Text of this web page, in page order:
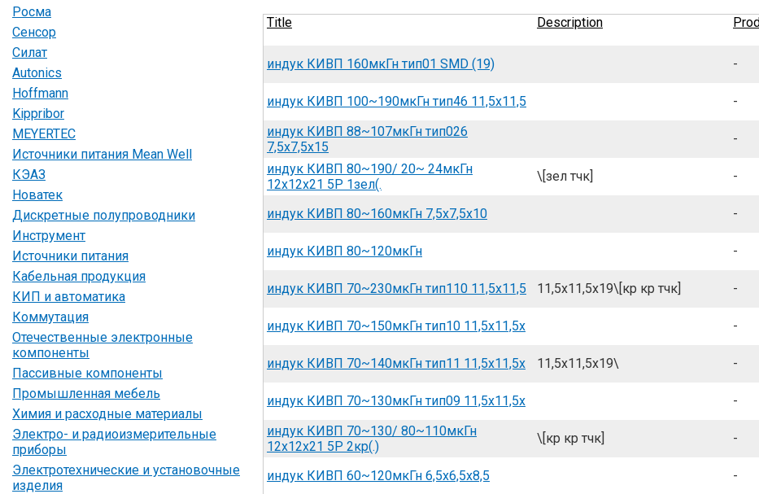
Росма
Сенсор
Силат
Autonics
Hoffmann
Kippribor
MEYERTEC
Источники питания Mean Well
КЭАЗ
Новатек
Дискретные полупроводники
Инструмент
Источники питания
Кабельная продукция
КИП и автоматика
Коммутация
Отечественные электронные
компоненты
Пассивные компоненты
Промышленная мебель
Химия и расходные материалы
Электро- и радиоизмерительные
приборы
Электротехнические и установочные
изделия
Title Description
индук КИВП 160мкГн тип01 SMD (19) -
индук КИВП 100~190мкГн тип46 11,5x11,5 -
индук КИВП 88~107мкГн тип026
7,5x7,5x15
-
индук КИВП 80~190/ 20~ 24мкГн
12x12x21 5P 1зел(.
\[зел тчк] -
индук КИВП 80~160мкГн 7,5x7,5x10 -
индук КИВП 80~120мкГн -
индук КИВП 70~230мкГн тип110 11,5x11,5 11,5x11,5x19\[кр кр тчк] -
индук КИВП 70~150мкГн тип10 11,5x11,5x -
индук КИВП 70~140мкГн тип11 11,5x11,5x 11,5x11,5x19\ -
индук КИВП 70~130мкГн тип09 11,5x11,5x -
индук КИВП 70~130/ 80~110мкГн
12x12x21 5P 2кр(.)
\[кр кр тчк] -
индук КИВП 60~120мкГн 6,5x6,5x8,5 -